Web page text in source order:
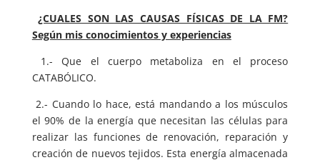
¿CUALES SON LAS CAUSAS FÍSICAS DE LA FM?
Según mis conocimientos y experiencias
1.- Que el cuerpo metaboliza en el proceso
CATABÓLICO.
2.- Cuando lo hace, está mandando a los músculos
el 90% de la energía que necesitan las células para
realizar las funciones de renovación, reparación y
creación de nuevos tejidos. Esta energía almacenada